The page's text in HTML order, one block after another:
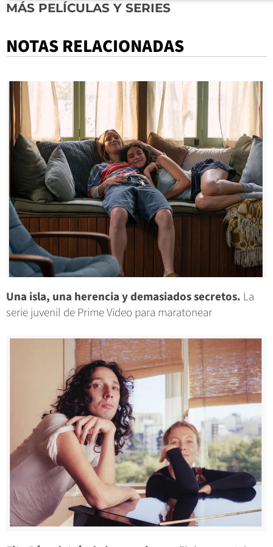
MÁS PELÍCULAS Y SERIES
NOTAS RELACIONADAS
Una isla, una herencia y demasiados secretos. La
serie juvenil de Prime Video para maratonear